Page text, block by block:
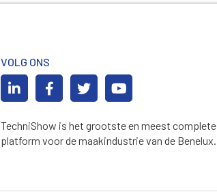
VOLG ONS
TechniShow is het grootste en meest complete
platform voor de maakindustrie van de Benelux.